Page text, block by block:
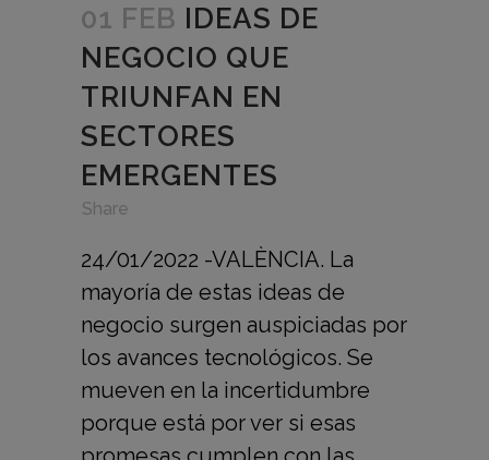
01 FEB IDEAS DE
NEGOCIO QUE
TRIUNFAN EN
SECTORES
EMERGENTES
Share
24/01/2022 -VALÈNCIA. La
mayoría de estas ideas de
negocio surgen auspiciadas por
los avances tecnológicos. Se
mueven en la incertidumbre
porque está por ver si esas